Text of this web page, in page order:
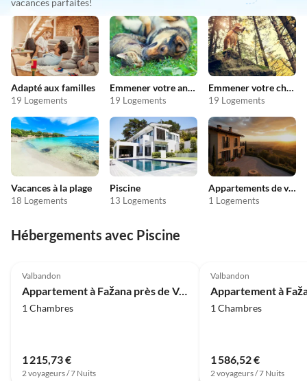
vacances parfaites!
Adapté aux familles
19 Logements
Emmener votre animal en vacances
19 Logements
Emmener votre chien en vacances
19 Logements
Vacances à la plage
18 Logements
Piscine
13 Logements
Appartements de vacances pas chers
1 Logements
Hébergements avec Piscine
Valbandon
Appartement à Fažana près de Valbandon
1 Chambres
1 215,73 €
2 voyageurs / 7 Nuits
Valbandon
1 Chambres
1 586,52 €
2 voyageurs / 7 Nuits